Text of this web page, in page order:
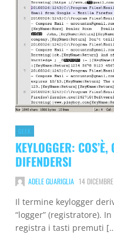
GEEK
KEYLOGGER:
DIFENDERSI
ADELE GUARIGLIA 14
Il termine keylogger
“logger” (registratore).
registra i tasti premuti